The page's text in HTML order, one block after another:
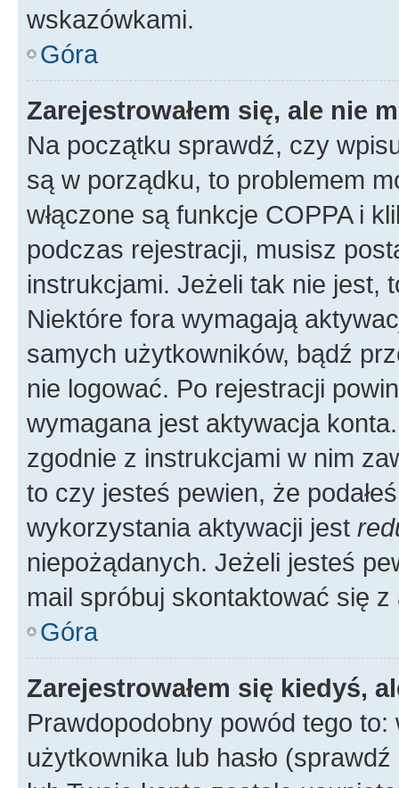
wskazówkami.
Góra
Zarejestrowałem się, ale nie
Na początku sprawdź, czy
są w porządku, to problemem
włączone są funkcje COPPA i
podczas rejestracji, musisz
instrukcjami. Jeżeli tak nie jest,
Niektóre fora wymagają
samych użytkowników, bądź
nie logować. Po rejestracji
wymagana jest aktywacja
zgodnie z instrukcjami w nim
to czy jesteś pewien, że
wykorzystania aktywacji jest
niepożądanych. Jeżeli jesteś
mail spróbuj skontaktować się
Góra
Zarejestrowałem się kiedyś,
Prawdopodobny powód tego to:
użytkownika lub hasło